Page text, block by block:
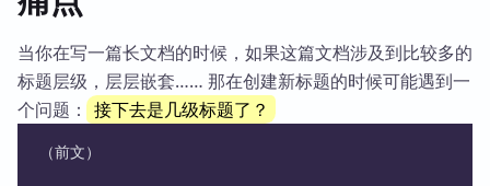
当你在写一篇长文档的时候，如果这篇文档涉及到比较多的
标题层级，层层嵌套…… 那在创建新标题的时候可能遇到一
个问题： 接下去是几级标题了？
（前文）